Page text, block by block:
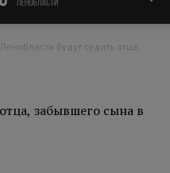
забывшего сына в